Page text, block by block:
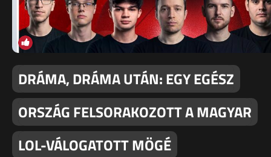
DRÁMA, DRÁMA UTÁN: EGY EGÉSZ
ORSZÁG FELSORAKOZOTT A MAGYAR
LOL-VÁLOGATOTT MÖGÉ